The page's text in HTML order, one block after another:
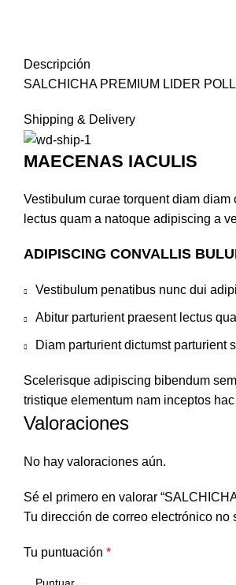
Descripción
SALCHICHA PREMIUM LIDER
Shipping & Delivery
MAECENAS IACULIS
Vestibulum curae torquent diam
lectus quam a natoque adipiscing a
ADIPISCING CONVALLIS
Vestibulum penatibus nunc dui
Abitur parturient praesent lectus
Diam parturient dictumst parturient
Scelerisque adipiscing bibendum
tristique elementum nam inceptos
Valoraciones
No hay valoraciones aún.
Sé el primero en valorar
Tu dirección de correo electrónico no
Tu puntuación *